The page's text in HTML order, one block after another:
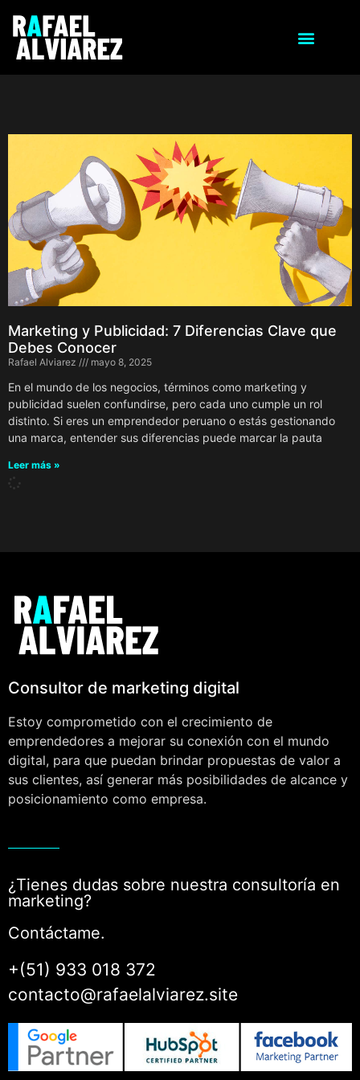
Marketing y Publicidad: 7 Diferencias Clave que
Debes Conocer
Rafael Alviarez mayo 8, 2025
En el mundo de los negocios, términos como marketing y
publicidad suelen confundirse, pero cada uno cumple un rol
distinto. Si eres un emprendedor peruano o estás gestionando
una marca, entender sus diferencias puede marcar la pauta
Leer más »
Consultor de marketing digital
Estoy comprometido con el crecimiento de
emprendedores a mejorar su conexión con el mundo
digital, para que puedan brindar propuestas de valor a
sus clientes, así generar más posibilidades de alcance y
posicionamiento como empresa.
¿Tienes dudas sobre nuestra consultoría en
marketing?
Contáctame.
+(51) 933 018 372
contacto@rafaelalviarez.site